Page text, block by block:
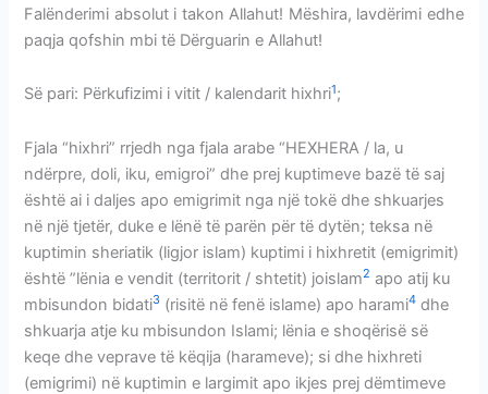
Falënderimi absolut i takon Allahut! Mëshira, lavdërimi edhe
paqja qofshin mbi të Dërguarin e Allahut!
Së pari: Përkufizimi i vitit / kalendarit hixhri1;
Fjala “hixhri” rrjedh nga fjala arabe “HEXHERA / la, u
ndërpre, doli, iku, emigroi” dhe prej kuptimeve bazë të saj
është ai i daljes apo emigrimit nga një tokë dhe shkuarjes
në një tjetër, duke e lënë të parën për të dytën; teksa në
kuptimin sheriatik (ligjor islam) kuptimi i hixhretit (emigrimit)
është ”lënia e vendit (territorit / shtetit) joislam2 apo atij ku
mbisundon bidati3 (risitë në fenë islame) apo harami4 dhe
shkuarja atje ku mbisundon Islami; lënia e shoqërisë së
keqe dhe veprave të këqija (harameve); si dhe hixhreti
(emigrimi) në kuptimin e largimit apo ikjes prej dëmtimeve